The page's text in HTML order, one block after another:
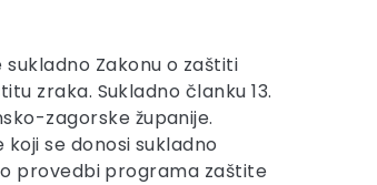
Zakonu o zaštiti
zraka. Sukladno članku 13.
zagorske županije.
se donosi sukladno
o provedbi programa zaštite